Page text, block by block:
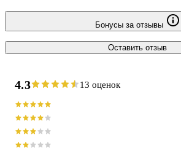
Бонусы за отзывы
Оставить отзыв
4.3 13 оценок